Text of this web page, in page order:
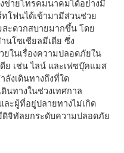
โฟนได้เข้ามามีส่วนช่วย
ะดวกสบายมากขึ้น โดย
นโซเชียลมีเดีย ซึ่ง
ยในเรื่องความปลอดภัยใน
ย เช่น ไลน์ และเฟซบุ๊คแมส
ลังเดินทางถึงที่ใด
นทางในช่วงเทศกาล
ะผู้ที่อยู่ปลายทางไม่เกิด
ดิจิทัลยกระดับความปลอดภัย